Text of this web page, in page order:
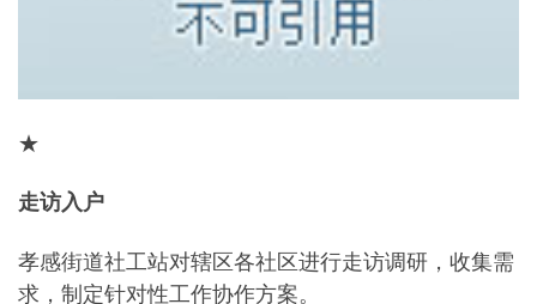
★
走访入户
孝感街道社工站对辖区各社区进行走访调研，收集需
求，制定针对性工作协作方案。